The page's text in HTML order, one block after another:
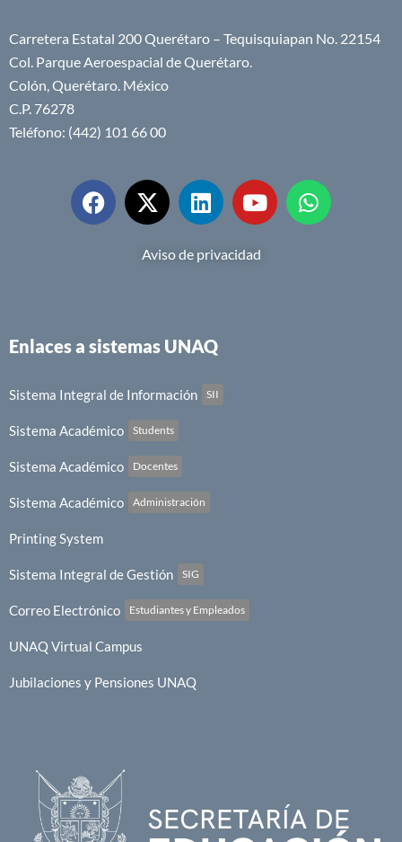
Carretera Estatal 200 Querétaro – Tequisquiapan No. 22154
Col. Parque Aeroespacial de Querétaro.
Colón, Querétaro. México
C.P. 76278
Teléfono: (442) 101 66 00
Aviso de privacidad
Enlaces a sistemas UNAQ
Sistema Integral de Información SII
Sistema Académico Students
Sistema Académico Docentes
Sistema Académico Administración
Printing System
Sistema Integral de Gestión SIG
Correo Electrónico Estudiantes y Empleados
UNAQ Virtual Campus
Jubilaciones y Pensiones UNAQ